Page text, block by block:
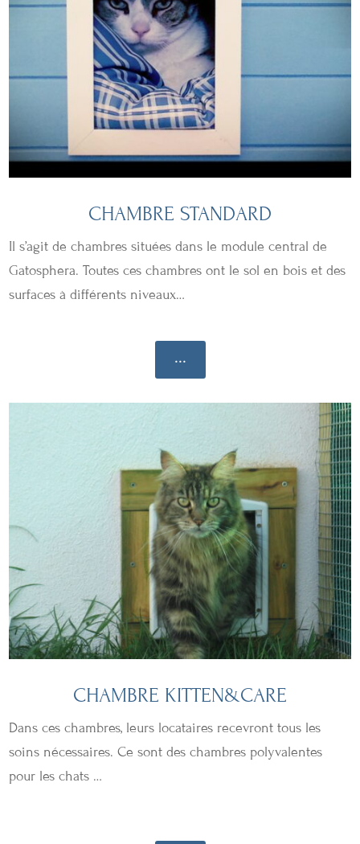
CHAMBRE STANDARD
Il s’agit de chambres situées dans le module central de
Gatosphera. Toutes ces chambres ont le sol en bois et des
surfaces à différents niveaux…
...
CHAMBRE KITTEN&CARE
Dans ces chambres, leurs locataires recevront tous les
soins nécessaires. Ce sont des chambres polyvalentes
pour les chats …